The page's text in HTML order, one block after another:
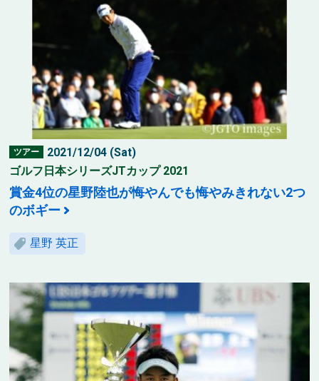
ツアー
2021/12/04 (Sat)
ゴルフ日本シリーズJTカップ 2021
賞金4位の星野陸也が悔やんでも悔やみきれない2つ
のボギー
星野 英正